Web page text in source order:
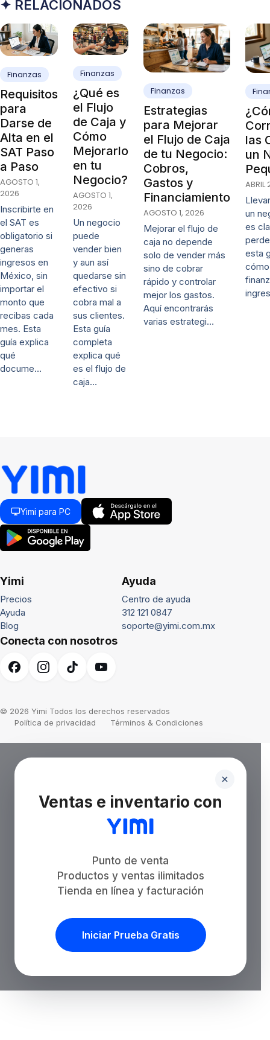
✦ RELACIONADOS
Finanzas
Requisitos
para
Darse de
Alta en el
SAT Paso
a Paso
AGOSTO 1,
2026
Inscribirte en
el SAT es
obligatorio si
generas
ingresos en
México, sin
importar el
monto que
recibas cada
mes. Esta
guía explica
qué
docume…
Finanzas
¿Qué es
el Flujo
de Caja y
Cómo
Mejorarlo
en tu
Negocio?
AGOSTO 1,
2026
Un negocio
puede
vender bien
y aun así
quedarse sin
efectivo si
cobra mal a
sus clientes.
Esta guía
completa
explica qué
es el flujo de
caja…
Finanzas
Estrategias
para Mejorar
el Flujo de Caja
de tu Negocio:
Cobros,
Gastos y
Financiamiento
AGOSTO 1, 2026
Mejorar el flujo de
caja no depende
solo de vender más
sino de cobrar
rápido y controlar
mejor los gastos.
Aquí encontrarás
varias estrategi…
las
un
ABRIL
un
es
esta
Yimi para PC
Yimi
Precios
Ayuda
Blog
Ayuda
Centro de ayuda
312 121 0847
soporte@yimi.com.mx
Conecta con nosotros
© 2026 Yimi Todos los derechos reservados
Política de privacidad
Términos & Condiciones
Ventas e inventario con
Punto de venta
Productos y ventas ilimitados
Tienda en línea y facturación
Iniciar Prueba Gratis